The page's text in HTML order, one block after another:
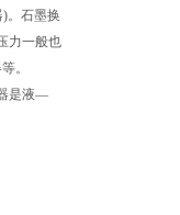
。石墨换
力一般也
。
是液—